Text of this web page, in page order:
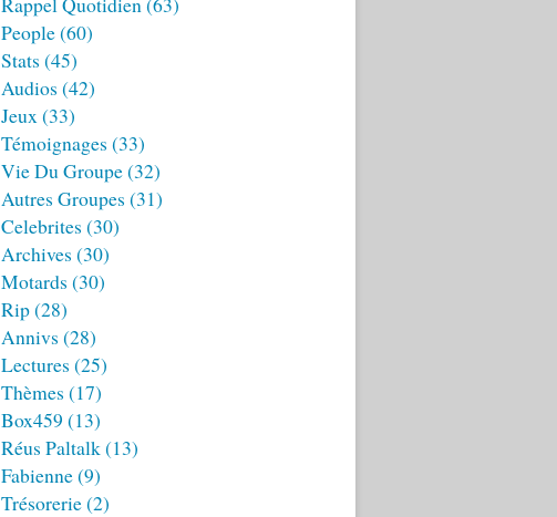
People(60)
Stats (45)
Audios (42)
Jeux(33)
Témoignages (33)
Vie Du Groupe(32)
Autres Groupes (31)
Celebrites (30)
Archives (30)
Motards (30)
Rip(28)
Annivs (28)
Lectures (25)
Thèmes (17)
Box459 (13)
Réus Paltalk(13)
Fabienne(9)
Trésorerie(2)